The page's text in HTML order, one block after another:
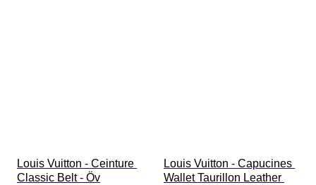
Louis Vuitton - Ceinture
Classic Belt - Öv
Louis Vuitton - Capucines
Wallet Taurillon Leather